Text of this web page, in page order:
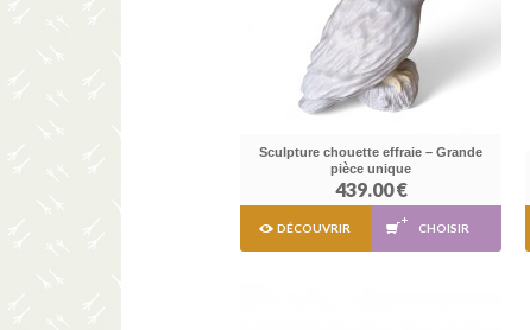
Sculpture chouette effraie – Grande
pièce unique
439.00 €
DÉCOUVRIR CHOISIR